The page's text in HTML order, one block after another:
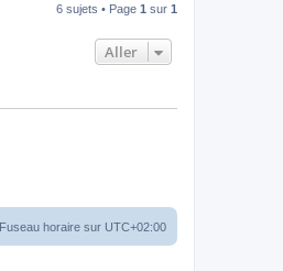
6 sujets • Page 1 sur 1
Aller
Fuseau horaire sur UTC+02:00